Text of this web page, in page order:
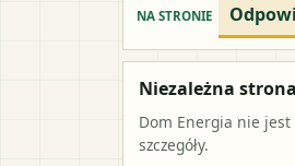
NA STRONIE
Niezależna strona
Dom Energia nie jest
szczegóły.